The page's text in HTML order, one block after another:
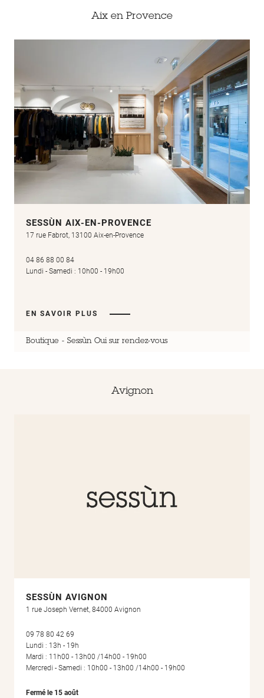
Aix en Provence
SESSÙN AIX-EN-PROVENCE
17 rue Fabrot, 13100 Aix-en-Provence
04 86 88 00 84
Lundi - Samedi : 10h00 - 19h00
EN SAVOIR PLUS
Boutique Sessùn Oui sur rendez-vous
Avignon
SESSÙN AVIGNON
1 rue Joseph Vernet, 84000 Avignon
09 78 80 42 69
Lundi : 13h - 19h
Mardi : 11h00 - 13h00 /14h00 - 19h00
Mercredi - Samedi : 10h00 - 13h00 /14h00 - 19h00
Fermé le 15 août